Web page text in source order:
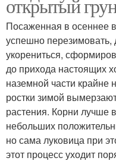
открытый
Посаженная в осеннее
успешно перезимовать,
укорениться,
до прихода настоящих
наземной части крайне
ростки зимой
растения. Корни лучше
небольших
но сама луковица при
этот процесс уходит